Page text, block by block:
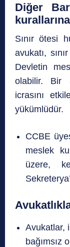
Diğer
Sınır ötesi
avukatı,
Devletin
olabilir. Bir
icrasını
yükümlüdür.
CCBE
meslek
üzere,
Avukatlar,
bağımsız